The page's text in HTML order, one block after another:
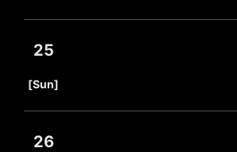
25
[Sun]
26